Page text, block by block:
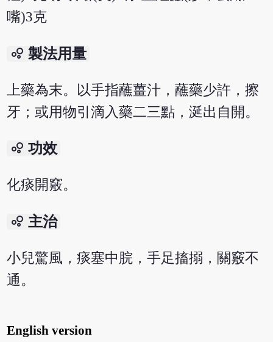
嘴)3克
bubble_chart 製法用量
上藥為末。以手指蘸薑汁，蘸藥少許，擦
牙；或用物引滴入藥二三點，涎出自開。
bubble_chart 功效
化痰開竅。
bubble_chart 主治
小兒驚風，痰塞中脘，手足搐搦，關竅不
通。
English version